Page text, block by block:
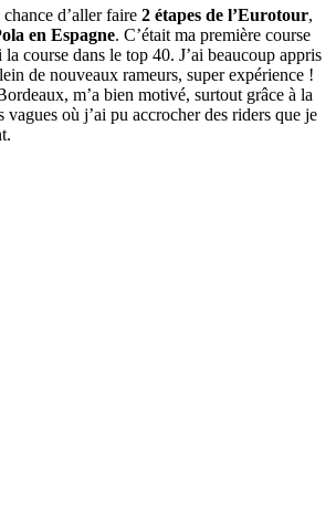
d’aller faire 2 étapes de l’Eurotour,
en Espagne. C’était ma première course
course dans le top 40. J’ai beaucoup appris
de nouveaux rameurs, super expérience !
m’a bien motivé, surtout grâce à la
vagues où j’ai pu accrocher des riders que je